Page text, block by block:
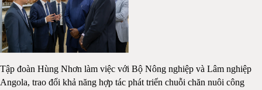
Tập đoàn Hùng Nhơn làm việc với Bộ Nông nghiệp và Lâm nghiệp
Angola, trao đổi khả năng hợp tác phát triển chuỗi chăn nuôi công